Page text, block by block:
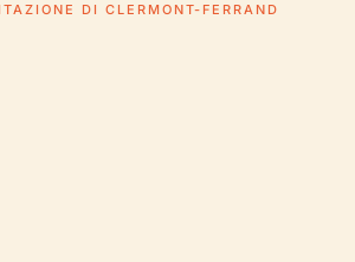
DI CLERMONT-FERRAND